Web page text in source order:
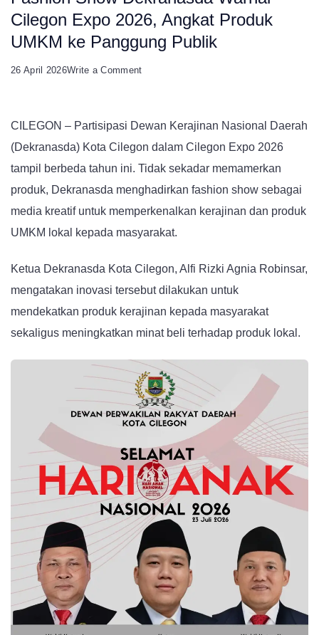
Cilegon Expo 2026, Angkat Produk
UMKM ke Panggung Publik
26 April 2026Write a Commenton
Expo
Produk
UMKM
ke
Panggung
CILEGON – Partisipasi Dewan Kerajinan Nasional Daerah
(Dekranasda) Kota Cilegon dalam Cilegon Expo 2026
tampil berbeda tahun ini. Tidak sekadar memamerkan
produk, Dekranasda menghadirkan fashion show sebagai
media kreatif untuk memperkenalkan kerajinan dan produk
UMKM lokal kepada masyarakat.
Ketua Dekranasda Kota Cilegon, Alfi Rizki Agnia Robinsar,
mengatakan inovasi tersebut dilakukan untuk
mendekatkan produk kerajinan kepada masyarakat
sekaligus meningkatkan minat beli terhadap produk lokal.